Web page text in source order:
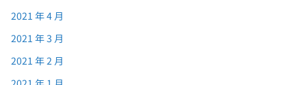
2021 年 4 月
2021 年 3 月
2021 年 2 月